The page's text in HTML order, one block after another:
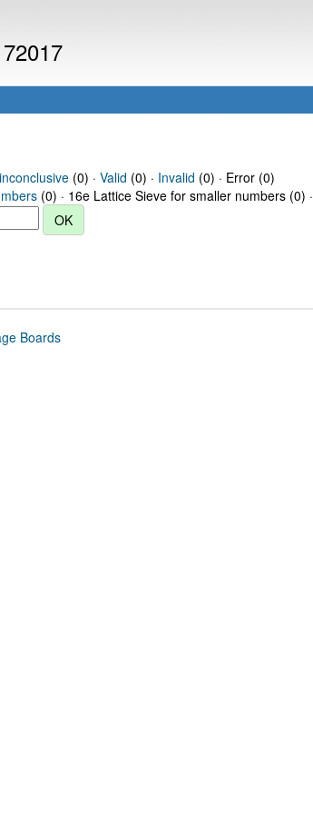
(0) · Valid (0) · Invalid (0) · Error (0)
(0) · 16e Lattice Sieve for smaller numbers (0) ·
Boards